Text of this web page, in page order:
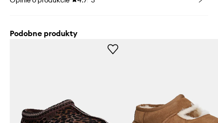
Podobne produkty